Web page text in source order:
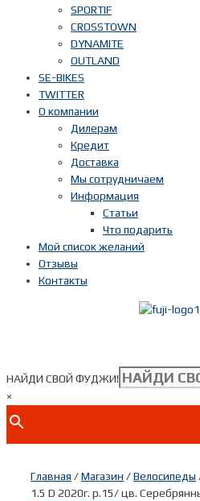
SPORTIF
CROSSTOWN
DYNAMITE
OUTLAND
SE-BIKES
TWITTER
О компании
Дилерам
Кредит
Доставка
Мы сотрудничаем
Информация
Статьи
Что подарить
Мой список желаний
Отзывы
Контакты
НАЙДИ СВОЙ ФУДЖИ!
×
Главная /Магазин /Велосипеды
1.5 D 2020г. р.15/ цв.